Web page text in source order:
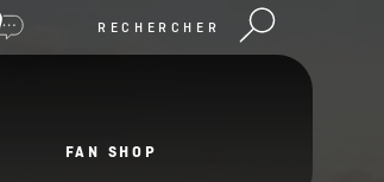
RECHERCHER
FAN SHOP